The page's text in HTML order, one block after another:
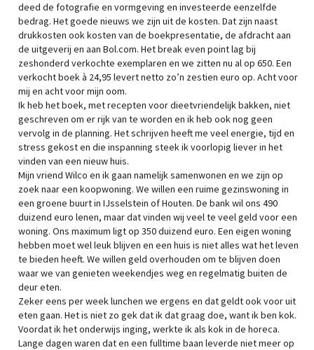
deed de fotografie en vormgeving en investeerde eenzelfde
bedrag. Het goede nieuws we zijn uit de kosten. Dat zijn naast
drukkosten ook kosten van de boekpresentatie, de afdracht aan
de uitgeverij en aan Bol.com. Het break even point lag bij
zeshonderd verkochte exemplaren en we zitten nu al op 650. Een
verkocht boek à 24,95 levert netto zo’n zestien euro op. Acht voor
mij en acht voor mijn oom.
Ik heb het boek, met recepten voor dieetvriendelijk bakken, niet
geschreven om er rijk van te worden en ik heb ook nog geen
vervolg in de planning. Het schrijven heeft me veel energie, tijd en
stress gekost en die inspanning steek ik voorlopig liever in het
vinden van een nieuw huis.
Mijn vriend Wilco en ik gaan namelijk samenwonen en we zijn op
zoek naar een koopwoning. We willen een ruime gezinswoning in
een groene buurt in IJsselstein of Houten. De bank wil ons 490
duizend euro lenen, maar dat vinden wij veel te veel geld voor een
woning. Ons maximum ligt op 350 duizend euro. Een eigen woning
hebben moet wel leuk blijven en een huis is niet alles wat het leven
te bieden heeft. We willen geld overhouden om te blijven doen
waar we van genieten weekendjes weg en regelmatig buiten de
deur eten.
Zeker eens per week lunchen we ergens en dat geldt ook voor uit
eten gaan. Het is niet zo gek dat ik dat graag doe, want ik ben kok.
Voordat ik het onderwijs inging, werkte ik als kok in de horeca.
Lange dagen waren dat en een fulltime baan leverde niet meer op